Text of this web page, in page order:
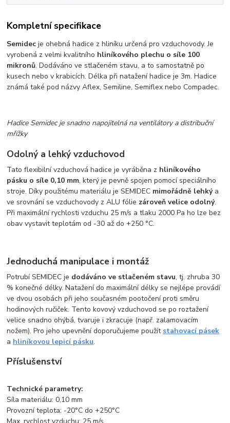
Kompletní specifikace
Semidecje ohebná hadice z hliníku určená pro vzduchovody. Je
vyrobená z velmi kvalitního hliníkového plechu o síle 100
mikronů. Dodáváno ve stlačeném stavu, a to samostatně po
kusech nebo v krabicích. Délka při natažení hadice je 3m. Hadice
známá také pod názvy Aflex, Semiline, Semiflex nebo Compadec.
Hadice Semidec je snadno napojitelná na ventilátory a distribuční
mřížky
Odolný a lehký vzduchovod
Tato flexibilní vzduchová hadice je vyráběna z hliníkového
pásku o síle 0,10 mm, který je pevně spojen pomocí speciálního
stroje. Díky použitému materiálu je SEMIDEC mimořádně lehkýa
ve srovnání se vzduchovody z ALU fólie zároveň velice odolný.
Při maximální rychlosti vzduchu 25 m/s a tlaku 2000 Pa ho lze bez
obav vystavit teplotám od -30 až do +250 °C.
Jednoduchá manipulace i montáž
Potrubí SEMIDEC je dodáváno ve stlačeném stavu, tj. zhruba 30
% konečné délky. Natažení do maximální délky se nejlépe provádí
ve dvou osobách při jeho současném pootočení proti směru
hodinových ručiček. Tento kovový vzduchovod se po roztažení
velice snadno ohýbá, tvaruje i zkracuje (např. zalamovacím
nožem). Pro jeho upevnění doporučujeme použít stahovací pásek
a hliníkovou lepicí pásku.
Příslušenství
Technické parametry:
Síla materiálu: 0,10 mm
Provozní teplota: -20°C do +250°C